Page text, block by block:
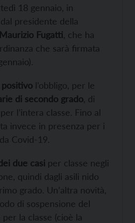
18 gennaio, in
presidente della
Maurizio Fugatti , che ha
che sarà firmata
l’obbligo, per le
di secondo grado , di
per l’intera classe. Fino al
invece in presenza per i
Covid-19.
due casi per classe negli
quindi dagli asili nido
grado. Un’altra novità,
di sospensione del
la classe (cioè la